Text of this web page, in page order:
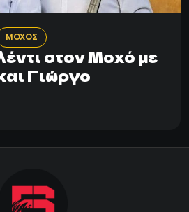
ΜΟΧΟΣ
στον Μοχό με
Γιώργο